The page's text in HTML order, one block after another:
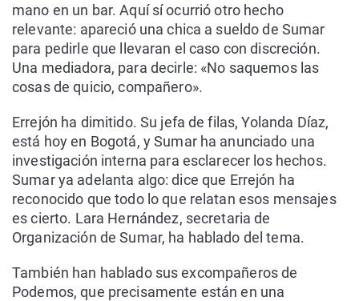
mano en un bar. Aquí sí ocurrió otro hecho
relevante: apareció una chica a sueldo de Sumar
para pedirle que llevaran el caso con discreción.
Una mediadora, para decirle: «No saquemos las
cosas de quicio, compañero».
Errejón ha dimitido. Su jefa de filas, Yolanda Díaz,
está hoy en Bogotá, y Sumar ha anunciado una
investigación interna para esclarecer los hechos.
Sumar ya adelanta algo: dice que Errejón ha
reconocido que todo lo que relatan esos mensajes
es cierto. Lara Hernández, secretaria de
Organización de Sumar, ha hablado del tema.
También han hablado sus excompañeros de
Podemos, que precisamente están en una